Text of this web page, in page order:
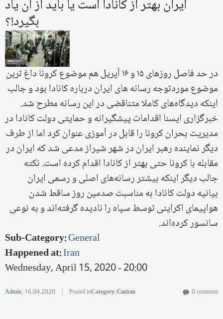
ایران بهتر از کانادا است یا باید از آن یاد
بگیرد!؟
در حد فاصل روزهای ۱۵ و ۱۶ آپریل هم موضوع کرونا داغ ترین
موضوع موردتوجه رسانه های ایران درباره کانادا بود و جالب
اینکه دیدگاه‌های کاملا متناقضی در این رسانه مطرح شد.
خبرگزاری ایسنا اقدامات پیشگیرانه و حمایتی دولت کانادا در
مدیریت بحران کرونا را قابل در آموزی عنوان کرد اما از طرف
دیگر نماینده رهبر ایران در شهر شیراز مدعی شد که ایران در
مقابله با کرونا حتی بهتر از کانادا اقدام کرده است. نکته
جالب دیگر اینکه بیشتر رسانه‌های اصلی و رسمی ایران
بیانیه دولت کانادا به مناسبت صدمین روز ساقط شدن
هواپیمای اکراینی توسط سپاه را نادیده گرفته‌اند و به نوعی
سانسور کرده‌اند.
Sub-Category:General
Happened at:Iran
Wednesday, April 15, 2020 - 20:00
Admin, 16.04.2020 | Posted inCategory:Caniran 0 comment